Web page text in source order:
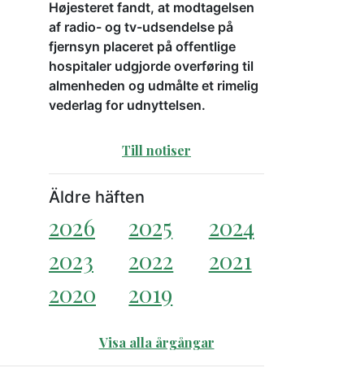
Højesteret fandt, at modtagelsen
af radio- og tv-udsendelse på
fjernsyn placeret på offentlige
hospitaler udgjorde overføring til
almenheden og udmålte et rimelig
vederlag for udnyttelsen.
Till notiser
Äldre häften
2026 2025
2024
2023
2022
2021
2020
2019
Visa alla årgångar